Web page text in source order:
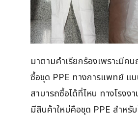
มาตามคำเรียกร้องเพราะมีค
ซื้อชุด PPE ทางการแพทย์ แ
สามารถซื้อได้ที่ไหน ทางโรงง
มีสินค้าใหม่คือชุด PPE สำหรั